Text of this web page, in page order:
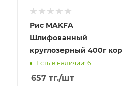
Рис MAKFA
Шлифованный
круглозерный 400г кор
Есть в наличии: 6
657тг./шт